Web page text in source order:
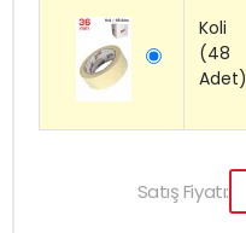
Koli
(48
Adet)
Satış Fiyatı: